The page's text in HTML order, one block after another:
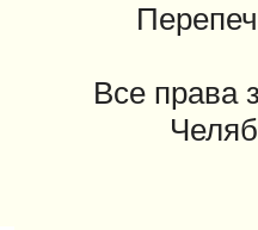
Все права